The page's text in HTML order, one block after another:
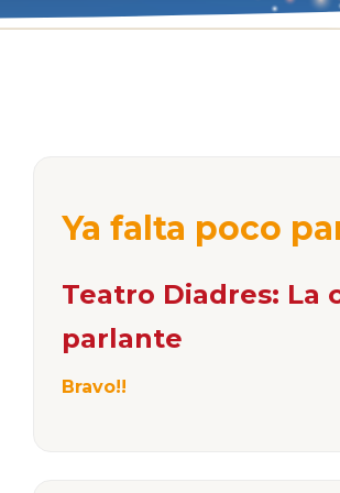
Ya falta poco
Teatro Diadres: La
parlante
Bravo!!